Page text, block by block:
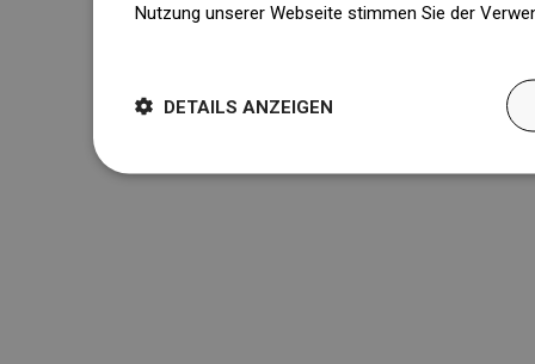
Nutzung unserer Webseite stimmen Sie der
DETAILS ANZEIGEN